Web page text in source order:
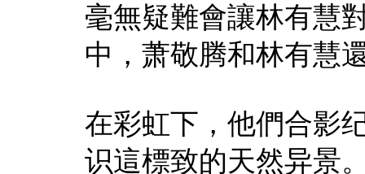
毫無疑難會讓林有慧
中，萧敬腾和林有慧
在彩虹下，他們合影
识這標致的天然异景